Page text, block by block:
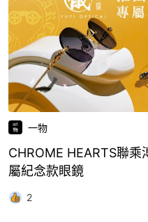
一物
CHROME HEARTS聯
屬紀念款眼鏡
2